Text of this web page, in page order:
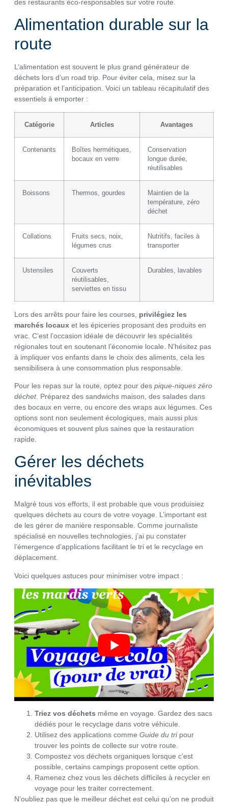
des restaurants éco-responsables sur votre route.
Alimentation durable sur la
route
L’alimentation est souvent le plus grand générateur de
déchets lors d’un road trip. Pour éviter cela, misez sur la
préparation et l’anticipation. Voici un tableau récapitulatif des
essentiels à emporter :
Catégorie Articles Avantages
Contenants
Boîtes hermétiques,
bocaux en verre
Conservation
longue durée,
réutilisables
Boissons Thermos, gourdes
Maintien de la
température, zéro
déchet
Collations
Fruits secs, noix,
légumes crus
Nutritifs, faciles à
transporter
Ustensiles
Couverts
réutilisables,
serviettes en tissu
Durables, lavables
Lors des arrêts pour faire les courses, privilégiez les
marchés locaux et les épiceries proposant des produits en
vrac. C’est l’occasion idéale de découvrir les spécialités
régionales tout en soutenant l’économie locale. N’hésitez pas
à impliquer vos enfants dans le choix des aliments, cela les
sensibilisera à une consommation plus responsable.
Pour les repas sur la route, optez pour des pique-niques zéro
déchet. Préparez des sandwichs maison, des salades dans
des bocaux en verre, ou encore des wraps aux légumes. Ces
options sont non seulement écologiques, mais aussi plus
économiques et souvent plus saines que la restauration
rapide.
Gérer les déchets
inévitables
Malgré tous vos efforts, il est probable que vous produisiez
quelques déchets au cours de votre voyage. L’important est
de les gérer de manière responsable. Comme journaliste
spécialisé en nouvelles technologies, j’ai pu constater
l’émergence d’applications facilitant le tri et le recyclage en
déplacement.
Voici quelques astuces pour minimiser votre impact :
Triez vos déchets même en voyage. Gardez des sacs
dédiés pour le recyclage dans votre véhicule.
Utilisez des applications comme Guide du tripour
trouver les points de collecte sur votre route.
Compostez vos déchets organiques lorsque c’est
possible, certains campings proposent cette option.
Ramenez chez vous les déchets difficiles à recycler en
voyage pour les traiter correctement.
N’oubliez pas que le meilleur déchet est celui qu’on ne produit